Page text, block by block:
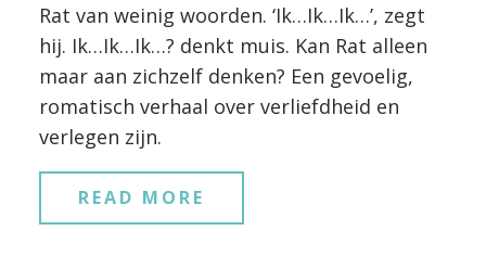
Rat van weinig woorden. ‘Ik…Ik…Ik…’, zegt
hij. Ik…Ik…Ik…? denkt muis. Kan Rat alleen
maar aan zichzelf denken? Een gevoelig,
romatisch verhaal over verliefdheid en
verlegen zijn.
READ MORE